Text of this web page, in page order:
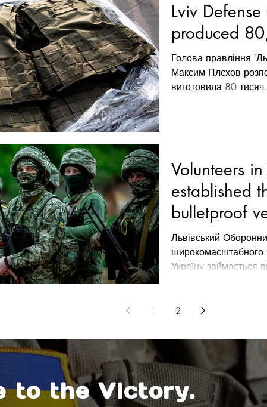
Lviv
produced
Голова правління
Максим Плєхов
виготовила 80
Volunteers
established
bulletproof
Львівський
широкомасштабного
Україну займається
1 2
to the Victory.